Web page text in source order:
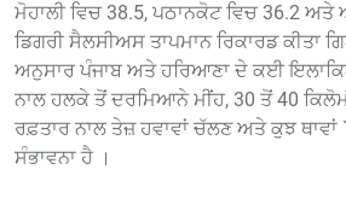
ਮੋਹਾਲੀ ਵਿਚ 38.5, ਪਠਾਨਕੋਟ ਵਿਚ 36.2
ਡਿਗਰੀ ਸੈਲਸੀਅਸ ਤਾਪਮਾਨ ਰਿਕਾਰਡ ਕੀਤਾ
ਅਨੁਸਾਰ ਪੰਜਾਬ ਅਤੇ ਹਰਿਆਣਾ ਦੇ ਕਈ
ਨਾਲ ਹਲਕੇ ਤੋਂ ਦਰਮਿਆਨੇ ਮੀਂਹ, 30 ਤੋਂ 40
ਰਫ਼ਤਾਰ ਨਾਲ ਤੇਜ਼ ਹਵਾਵਾਂ ਚੱਲਣ ਅਤੇ ਕੁਝ ਥਾਵਾਂ
ਸੰਭਾਵਨਾ ਹੈ ।